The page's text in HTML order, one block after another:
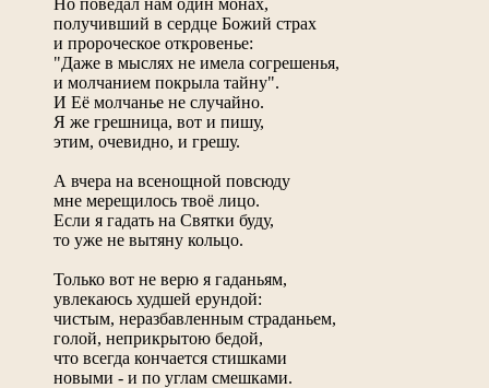
получивший в сердце Божий страх
и пророческое откровенье:
"Даже в мыслях не имела согрешенья,
и молчанием покрыла тайну".
И Её молчанье не случайно.
Я же грешница, вот и пишу,
этим, очевидно, и грешу.
А вчера на всенощной повсюду
мне мерещилось твоё лицо.
Если я гадать на Святки буду,
то уже не вытяну кольцо.
Только вот не верю я гаданьям,
увлекаюсь худшей ерундой:
чистым, неразбавленным страданьем,
голой, неприкрытою бедой,
что всегда кончается стишками
новыми - и по углам смешками.